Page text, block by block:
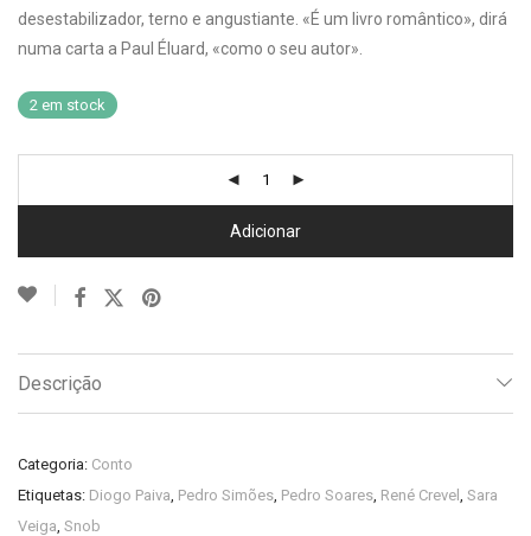
desestabilizador, terno e angustiante. «É um livro romântico», dirá
numa carta a Paul Éluard, «como o seu autor».
2 em stock
Adicionar
Descrição
Categoria: Conto
Etiquetas: Diogo Paiva, Pedro Simões, Pedro Soares, René Crevel , Sara
Veiga, Snob